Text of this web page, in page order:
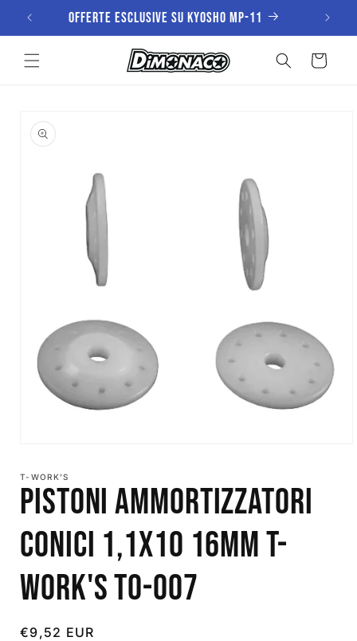
direttamenteOfferte esclusive su KYOSHO MP-11
Carrello
informazioni
sul prodotto
multimediali
in
finestra
T-WORK'S
Pistoni Ammortizzatori
Conici 1,1x10 16mm T-
Work's TO-007
Prezzo
€9,52 EUR